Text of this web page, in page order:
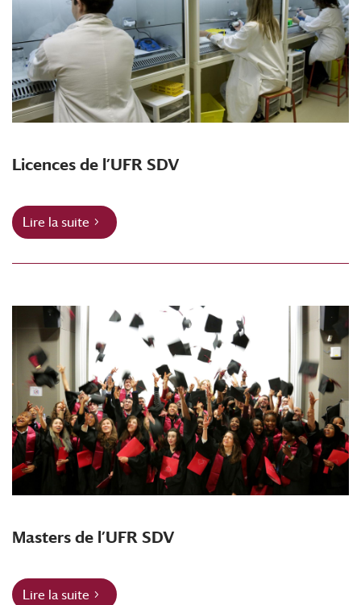
Licences de l’UFR SDV
Lire la suite
Masters de l’UFR SDV
Lire la suite